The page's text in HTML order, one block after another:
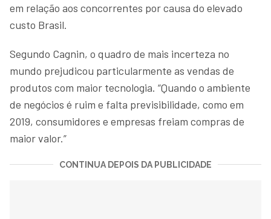
em relação aos concorrentes por causa do elevado
custo Brasil.
Segundo Cagnin, o quadro de mais incerteza no
mundo prejudicou particularmente as vendas de
produtos com maior tecnologia. “Quando o ambiente
de negócios é ruim e falta previsibilidade, como em
2019, consumidores e empresas freiam compras de
maior valor.”
CONTINUA DEPOIS DA PUBLICIDADE